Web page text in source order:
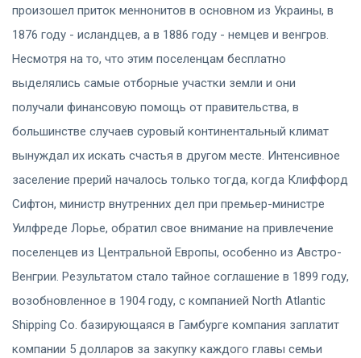
произошел приток меннонитов в основном из Украины, в
1876 году - исландцев, а в 1886 году - немцев и венгров.
Несмотря на то, что этим поселенцам бесплатно
выделялись самые отборные участки земли и они
получали финансовую помощь от правительства, в
большинстве случаев суровый континентальный климат
вынуждал их искать счастья в другом месте. Интенсивное
заселение прерий началось только тогда, когда Клиффорд
Сифтон, министр внутренних дел при премьер-министре
Уилфреде Лорье, обратил свое внимание на привлечение
поселенцев из Центральной Европы, особенно из Австро-
Венгрии. Результатом стало тайное соглашение в 1899 году,
возобновленное в 1904 году, с компанией North Atlantic
Shipping Co. базирующаяся в Гамбурге компания заплатит
компании 5 долларов за закупку каждого главы семьи